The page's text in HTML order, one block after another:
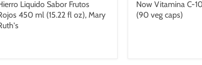
Liquido Sabor Frutos
450 ml (15.22 fl oz), Mary
Now Vitamina C-
(90 veg caps)